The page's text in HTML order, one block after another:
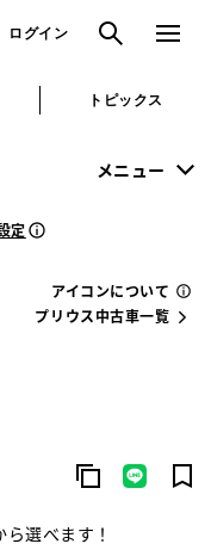
ログイン 検索 メニュ
トピックス
メニュー
定
アイコンについて
プリウス中古車一覧
選べます！